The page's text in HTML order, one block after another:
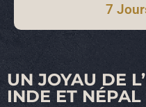
7
UN JOYAU DE
INDE ET NÉPAL